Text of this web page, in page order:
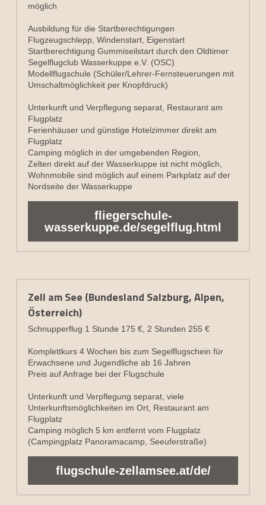
möglich
Ausbildung für die Startberechtigungen
Flugzeugschlepp, Windenstart, Eigenstart
Startberechtigung Gummiseilstart durch den Oldtimer
Segelflugclub Wasserkuppe e.V. (OSC)
Modellflugschule (Schüler/Lehrer-Fernsteuerungen mit
Umschaltmöglichkeit per Knopfdruck)
Unterkunft und Verpflegung separat, Restaurant am
Flugplatz
Ferienhäuser und günstige Hotelzimmer direkt am
Flugplatz
Camping möglich in der umgebenden Region,
Zelten direkt auf der Wasserkuppe ist nicht möglich,
Wohnmobile sind möglich auf einem Parkplatz auf der
Nordseite der Wasserkuppe
fliegerschule-
wasserkuppe.de/segelflug.html
Zell am See (Bundesland Salzburg, Alpen,
Österreich)
Schnupperflug 1 Stunde 175 €, 2 Stunden 255 €
Komplettkurs 4 Wochen bis zum Segelflugschein für
Erwachsene und Jugendliche ab 16 Jahren
Preis auf Anfrage bei der Flugschule
Unterkunft und Verpflegung separat, viele
Unterkunftsmöglichkeiten im Ort, Restaurant am
Flugplatz
Camping möglich 5 km entfernt vom Flugplatz
(Campingplatz Panoramacamp, Seeuferstraße)
flugschule-zellamsee.at/de/